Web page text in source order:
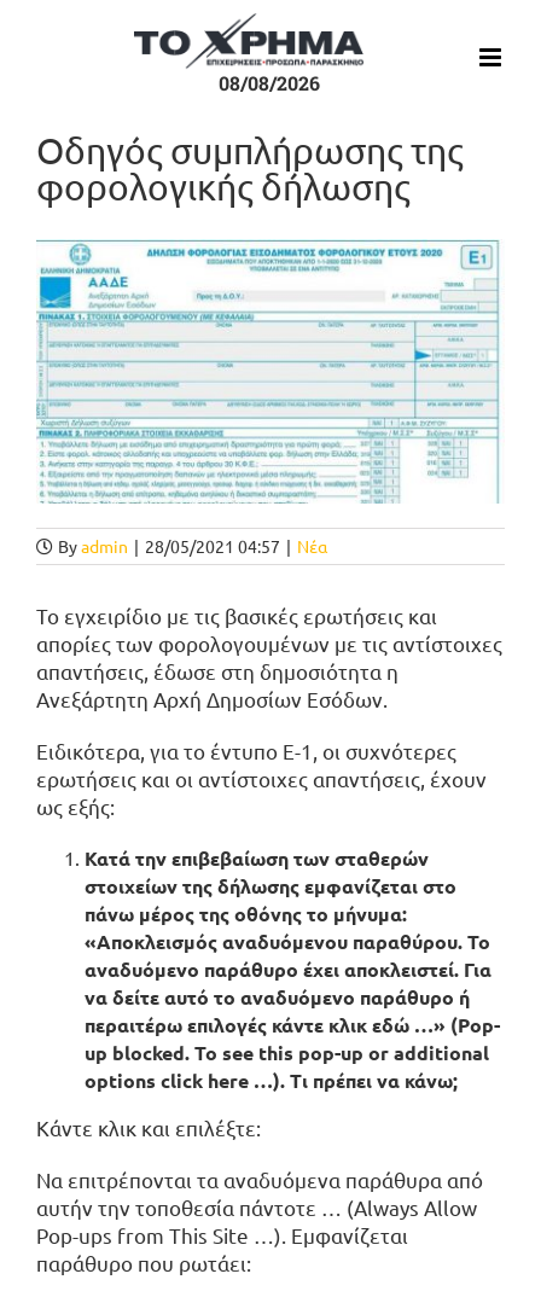
08/08/2026
Οδηγός συμπλήρωσης της
φορολογικής δήλωσης
Προβολή
μεγαλύτερης
εικόνας
Byadmin | 28/05/2021 04:57 | Νέα
Το εγχειρίδιο με τις βασικές ερωτήσεις και
απορίες των φορολογουμένων με τις αντίστοιχες
απαντήσεις, έδωσε στη δημοσιότητα η
Ανεξάρτητη Αρχή Δημοσίων Εσόδων.
Ειδικότερα, για το έντυπο Ε-1, οι συχνότερες
ερωτήσεις και οι αντίστοιχες απαντήσεις, έχουν
ως εξής:
Κατά την επιβεβαίωση των σταθερών
στοιχείων της δήλωσης εμφανίζεται στο
πάνω μέρος της οθόνης το μήνυμα:
«Αποκλεισμός αναδυόμενου παραθύρου. Το
αναδυόμενο παράθυρο έχει αποκλειστεί. Για
να δείτε αυτό το αναδυόμενο παράθυρο ή
περαιτέρω επιλογές κάντε κλικ εδώ …» (Pop-
up blocked. To see this pop-up or additional
options click here …).Τι πρέπει να κάνω;
Κάντε κλικ και επιλέξτε:
Να επιτρέπονται τα αναδυόμενα παράθυρα από
αυτήν την τοποθεσία πάντοτε … (Always Allow
Pop-ups from This Site …). Εμφανίζεται
παράθυρο που ρωτάει: